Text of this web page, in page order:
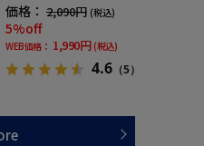
価格： 2,090円 (税込)
5%off
WEB価格： 1,990円 (税込)
4.6 （5）